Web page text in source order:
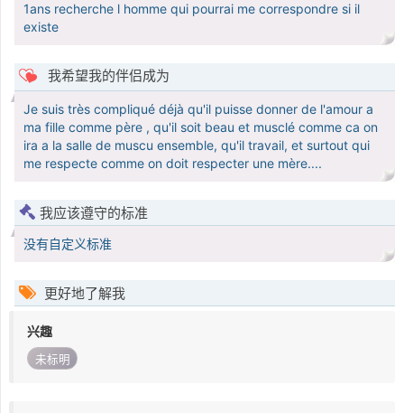
1ans recherche l homme qui pourrai me correspondre si il
existe
我希望我的伴侣成为
Je suis très compliqué déjà qu'il puisse donner de l'amour a
ma fille comme père , qu'il soit beau et musclé comme ca on
ira a la salle de muscu ensemble, qu'il travail, et surtout qui
me respecte comme on doit respecter une mère....
我应该遵守的标准
没有自定义标准
更好地了解我
兴趣
未标明